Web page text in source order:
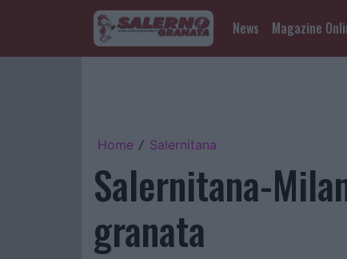
News Magazine
Home / Salernitana
Salernitana-
granata